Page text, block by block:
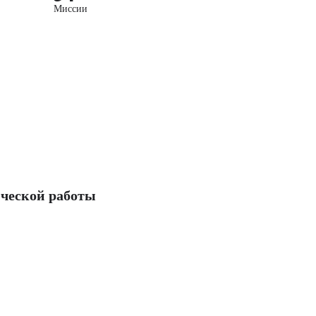
Миссии
работы